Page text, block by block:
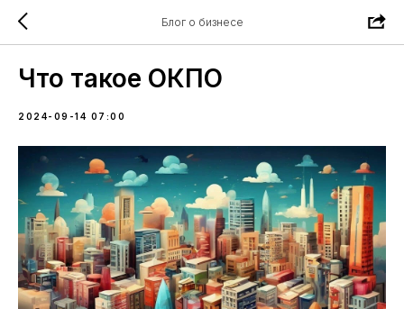
Блог о бизнесе
Что такое ОКПО
2024-09-14 07:00